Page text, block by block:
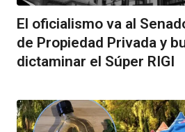
El oficialismo va al
de Propiedad Privada y
dictaminar el Súper RIGI